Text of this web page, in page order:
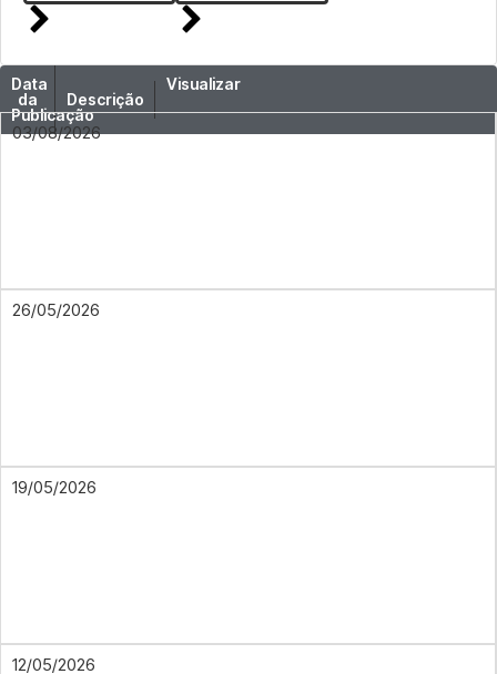
Data
da
Publicação
Descrição
Visualizar
03/08/2026
26/05/2026
19/05/2026
12/05/2026